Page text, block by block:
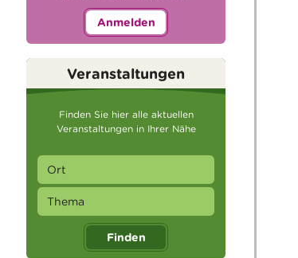
Anmelden
Veranstaltungen
Finden Sie hier alle aktuellen
Veranstaltungen in Ihrer Nähe
Finden